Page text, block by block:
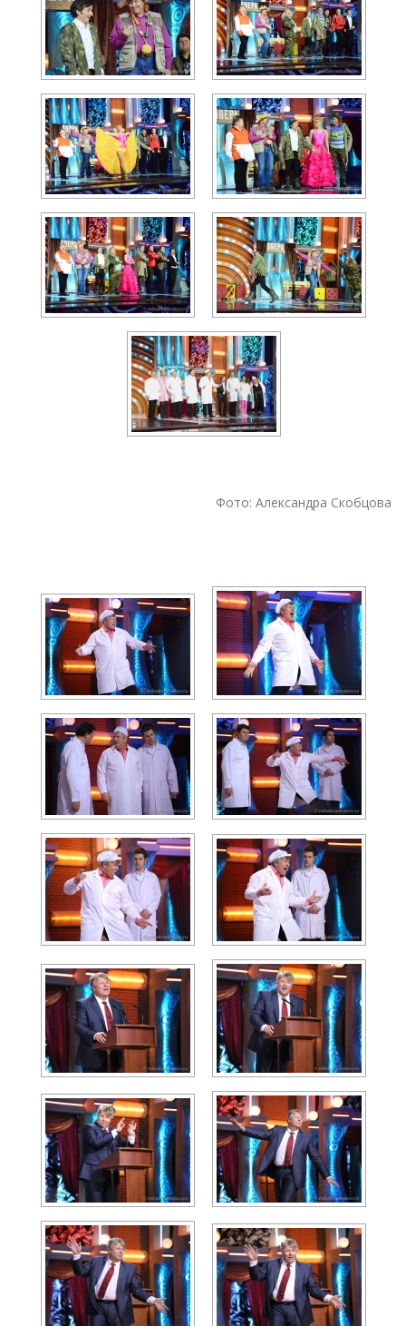
Фото: Александра Скобцова